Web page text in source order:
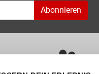
Abonnieren